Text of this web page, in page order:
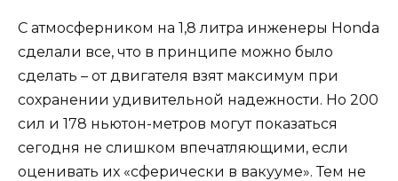
С атмосферником на 1,8 литра инженеры Honda
сделали все, что в принципе можно было
сделать – от двигателя взят максимум при
сохранении удивительной надежности. Но 200
сил и 178 ньютон-метров могут показаться
сегодня не слишком впечатляющими, если
оценивать их «сферически в вакууме». Тем не